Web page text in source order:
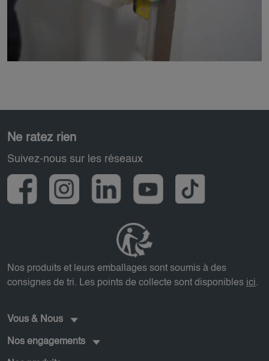
Ne ratez rien
Suivez-nous sur les réseaux
Nos produits et leurs emballages sont soumis à des
consignes de tri. Les points de collecte sont disponibles ici.
Vous & Nous
Nos engagements